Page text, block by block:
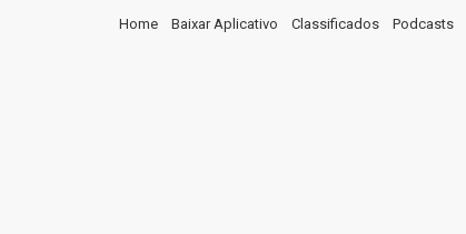
Home Baixar Aplicativo Classificados Podcasts